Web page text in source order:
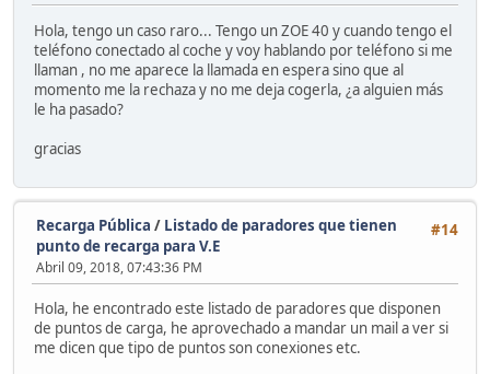
Hola, tengo un caso raro... Tengo un ZOE 40 y cuando tengo el
teléfono conectado al coche y voy hablando por teléfono si me
llaman , no me aparece la llamada en espera sino que al
momento me la rechaza y no me deja cogerla, ¿a alguien más
le ha pasado?
gracias
#14
Recarga Pública / Listado de paradores que tienen
punto de recarga para V.E
Abril 09, 2018, 07:43:36 PM
Hola, he encontrado este listado de paradores que disponen
de puntos de carga, he aprovechado a mandar un mail a ver si
me dicen que tipo de puntos son conexiones etc.